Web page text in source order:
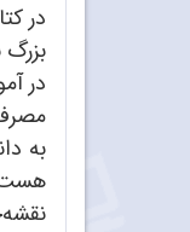
در
در
به
هست